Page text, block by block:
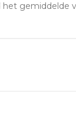
het gemiddelde